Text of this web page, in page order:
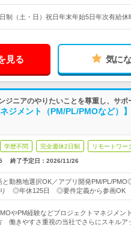
制（土・日）祝日年末年始5日年次有給休
見る 気に
ジニアのやりたいことを尊重し、サポ
ネジメント（PM/PL/PMOなど）
学歴不問 完全週休2日制 リモートワー
終了予定日： 2026/11/26
と勤務地選択OK／アプリ開発PM/PL/
り ◎年休125日 ◎要件定義から参画OK
やPM経験などプロジェクトマネジメン
働きやすさ重視の当社でさらにスキルア